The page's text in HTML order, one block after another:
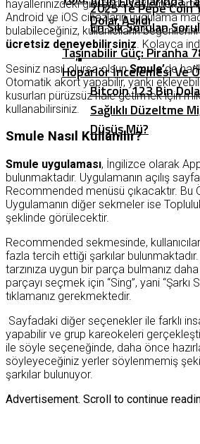
Dolar Aşıldı
2025’te Pepe Coin
En Sık Sorulan
Bitcoin 123 Bin
Sağlıklı Düzeltme
Düşüş Mü?
Taşınabilir Güç: Piranha
Hoparlör İncelemesi Ve
hayallerinizdeki gibi şarkı söylemek
Android ve iOS cihazların uygulama
bulabileceğiniz, kullanıcıların
ücretsiz deneyebilirsiniz . Kolayca
Sesiniz nasıl olursa olsunSmule’de
Otomatik akort yapabilir, yankı
kusurları pürüzsüz hale getirmek için
kullanabilirsiniz.
Smule Nasıl Kullanılır?
Smule uygulaması, İngilizce olarak
bulunmaktadır. Uygulamanın açılış
Recommended menüsü çıkacaktır. Bu
Uygulamanın diğer sekmeler ise
şeklinde görülecektir.
Recommended sekmesinde,
fazla tercih ettiği şarkılar
tarzınıza uygun bir parça bulmanız
parçayı seçmek için “Sing”, yani “Şarkı
tıklamanız gerekmektedir.
Sayfadaki diğer seçenekler ile farklı
yapabilir ve grup kareokeleri
ile söyle seçeneğinde, daha önce
söyleyeceğiniz yerler söylenmemiş
şarkılar bulunuyor.
Advertisement. Scroll to continue